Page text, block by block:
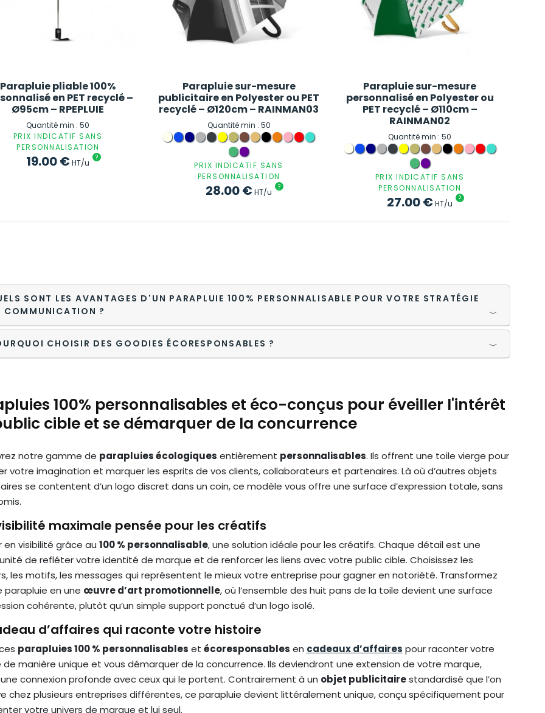
Parapluie pliable 100%
en PET recyclé –
Ø95cm – RPEPLUIE
Quantité min : 50
PRIX INDICATIF SANS
PERSONNALISATION
19.00€HT/u
?
Parapluie sur-mesure
publicitaire en Polyester ou PET
recyclé – Ø120cm – RAINMAN03
Quantité min : 50
PRIX INDICATIF SANS
PERSONNALISATION
28.00€HT/u
?
Parapluie sur-mesure
personnalisé en Polyester ou
PET recyclé – Ø110cm –
RAINMAN02
Quantité min : 50
PRIX INDICATIF SANS
PERSONNALISATION
27.00€HT/u
?
SONT LES AVANTAGES D'UN PARAPLUIE 100% PERSONNALISABLE POUR VOTRE STRATÉGIE
COMMUNICATION ?
﹀
CHOISIR DES GOODIES ÉCORESPONSABLES ? ﹀
100% personnalisables et éco-conçus pour éveiller l'intérêt
cible et se démarquer de la concurrence
notre gamme de parapluies écologiques entièrement personnalisables. Ils offrent une toile vierge pour
votre imagination et marquer les esprits de vos clients, collaborateurs et partenaires. Là où d’autres objets
se contentent d’un logo discret dans un coin, ce modèle vous offre une surface d’expression totale, sans
maximale pensée pour les créatifs
en visibilité grâce au 100 % personnalisable, une solution idéale pour les créatifs. Chaque détail est une
de refléter votre identité de marque et de renforcer les liens avec votre public cible. Choisissez les
les motifs, les messages qui représentent le mieux votre entreprise pour gagner en notoriété. Transformez
parapluie en une œuvre d’art promotionnelle, où l’ensemble des huit pans de la toile devient une surface
cohérente, plutôt qu’un simple support ponctué d’un logo isolé.
d’affaires qui raconte votre histoire
parapluies 100 % personnalisables et écoresponsables en cadeaux d’affaires pour raconter votre
de manière unique et vous démarquer de la concurrence. Ils deviendront une extension de votre marque,
connexion profonde avec ceux qui le portent. Contrairement à un objet publicitairestandardisé que l’on
chez plusieurs entreprises différentes, ce parapluie devient littéralement unique, conçu spécifiquement pour
votre univers de marque et lui seul.